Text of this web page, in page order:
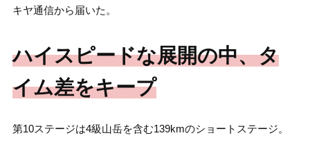
キヤ通信から届いた。
ハイスピードな展開の中、タ
イム差をキープ
第10ステージは4級山岳を含む139kmのショートステージ。